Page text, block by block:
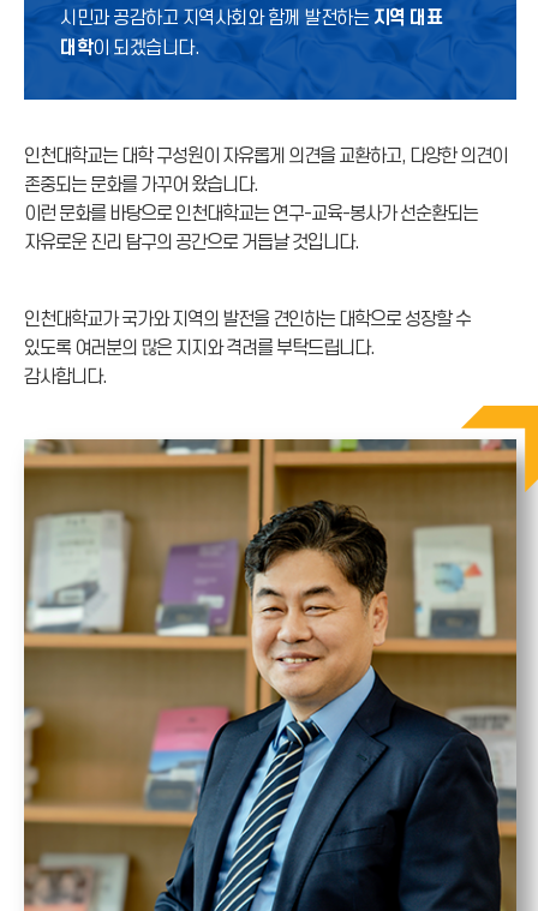
시민과 공감하고 지역사회와 함께 발전하는 지역 대표
대학이 되겠습니다.
인천대학교는 대학 구성원이 자유롭게 의견을 교환하고, 다양한 의견이
존중되는 문화를 가꾸어 왔습니다.
이런 문화를 바탕으로 인천대학교는 연구-교육-봉사가 선순환되는
자유로운 진리 탐구의 공간으로 거듭날 것입니다.
인천대학교가 국가와 지역의 발전을 견인하는 대학으로 성장할 수
있도록 여러분의 많은 지지와 격려를 부탁드립니다.
감사합니다.